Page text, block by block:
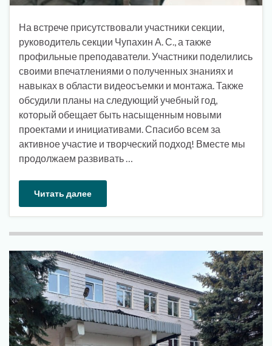
На встрече присутствовали участники секции,
руководитель секции Чупахин А. С., а также
профильные преподаватели. Участники поделились
своими впечатлениями о полученных знаниях и
навыках в области видеосъемки и монтажа. Также
обсудили планы на следующий учебный год,
который обещает быть насыщенным новыми
проектами и инициативами. Спасибо всем за
активное участие и творческий подход! Вместе мы
продолжаем развивать …
Читать далее